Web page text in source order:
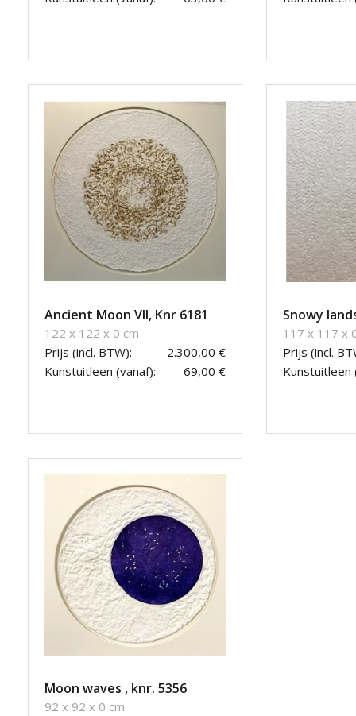
Ancient Moon VII, Knr 6181
122 x 122 x 0 cm
Prijs (incl. BTW):
2.300,00 €
Kunstuitleen (vanaf):
69,00 €
Snowy
117 x 117 x
Prijs (incl.
Kunstuitleen
Moon waves , knr. 5356
92 x 92 x 0 cm